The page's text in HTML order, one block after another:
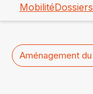
Mobilité
Aménagement